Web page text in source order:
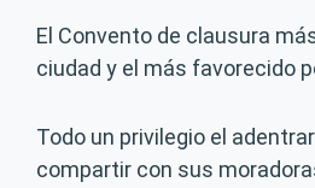
El Convento de clausura
ciudad y el más favorecido
Todo un privilegio el
compartir con sus